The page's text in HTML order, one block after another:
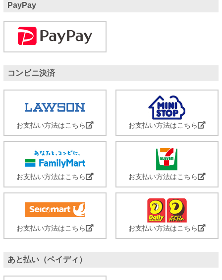
PayPay
コンビニ決済
お支払い方法はこちら お支払い方法はこちら
お支払い方法はこちら お支払い方法はこちら
お支払い方法はこちら お支払い方法はこちら
あと払い（ペイディ）